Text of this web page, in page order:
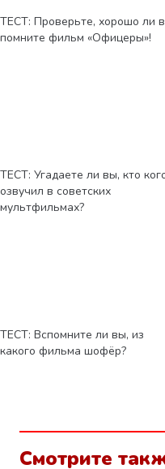
ТЕСТ: Проверьте, хорошо ли
помните фильм «Офицеры»!
ТЕСТ: Угадаете ли вы, кто
озвучил в советских
мультфильмах?
ТЕСТ: Вспомните ли вы, из
какого фильма шофёр?
Смотрите